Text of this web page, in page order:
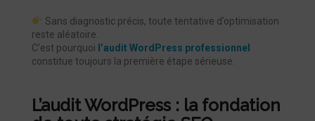
Sans diagnostic précis, toute tentative d’optimisation
reste aléatoire.
C’est pourquoi l’audit WordPress professionnel
constitue toujours la première étape sérieuse.
L’audit WordPress : la fondation